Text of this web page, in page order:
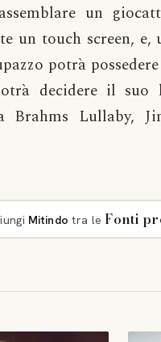
un
un touch screen, e,
potrà
decidere il
Brahms Lullaby,
Mitindo tra le Fonti